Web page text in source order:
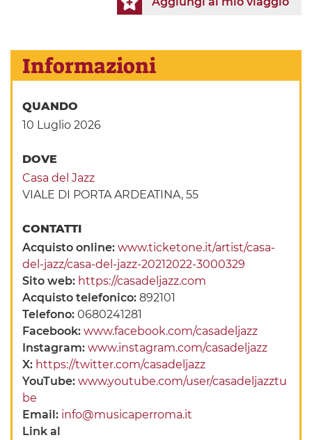
Informazioni
QUANDO
10 Luglio 2026
DOVE
Casa del Jazz
VIALE DI PORTA ARDEATINA, 55
CONTATTI
Acquisto online:www.ticketone.it/artist/casa-
del-jazz/casa-del-jazz-20212022-3000329
Sito web: https://casadeljazz.com
Acquisto telefonico:892101
Telefono:0680241281
Facebook:www.facebook.com/casadeljazz
Instagram:www.instagram.com/casadeljazz
X: https://twitter.com/casadeljazz
YouTube:www.youtube.com/user/casadeljazztu
be
Email: info@musicaperroma.it
Link al